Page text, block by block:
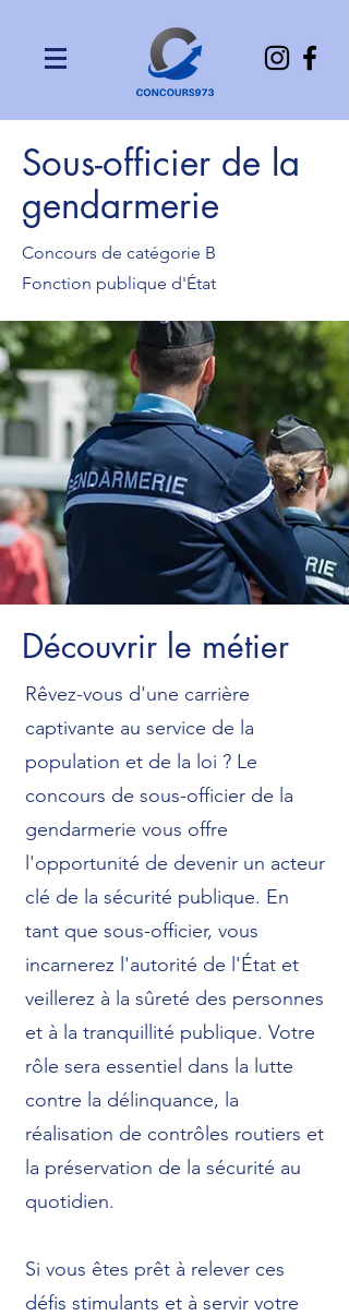
Sous-officier de la
gendarmerie
Concours de catégorie B
Fonction publique d'État
Découvrir le métier
Rêvez-vous d'une carrière
captivante au service de la
population et de la loi ? Le
concours de sous-officier de la
gendarmerie vous offre
l'opportunité de devenir un acteur
clé de la sécurité publique. En
tant que sous-officier, vous
incarnerez l'autorité de l'État et
veillerez à la sûreté des personnes
et à la tranquillité publique. Votre
rôle sera essentiel dans la lutte
contre la délinquance, la
réalisation de contrôles routiers et
la préservation de la sécurité au
quotidien.
Si vous êtes prêt à relever ces
défis stimulants et à servir votre